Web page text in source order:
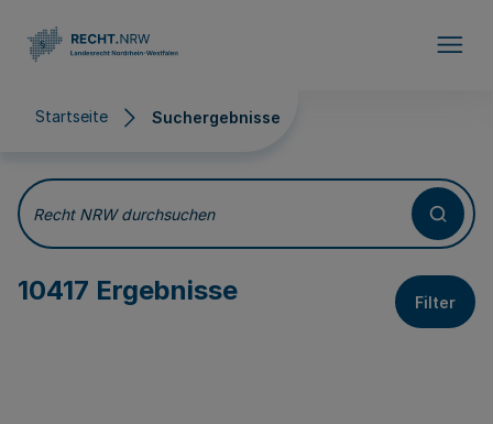
Startseite Suchergebnisse
Suchergebnisse
Recht NRW durchsuchen
10417 Ergebnisse Filter